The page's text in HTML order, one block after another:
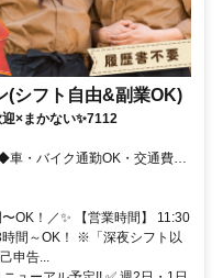
(シフト自由&副業OK)
×まかない✨7112
・バイク通勤OK・交通費全
OK！／✨ 【営業時間】 11:30
間～OK！ ※「深夜シフト以
申告...